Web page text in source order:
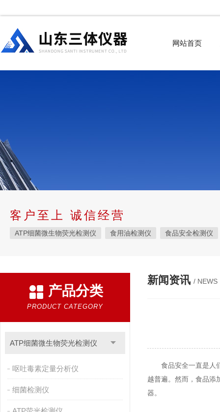
网站首页
客户至上 诚信经营
ATP细菌微生物荧光检测仪 食用油检测仪 食品安全检测仪
产品分类
PRODUCT CATEGORY
ATP细菌微生物荧光检测仪
呕吐毒素定量分析仪
细菌检测仪
新闻资讯 / NEWS
食品安全一直是人们
越普遍。然而，食品添
器。